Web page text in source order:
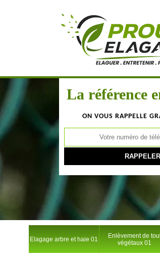
La référence
ON VOUS RAPPELLE
Elagage arbre et haie 01
Enlèvement de
végétaux 01